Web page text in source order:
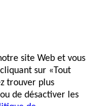
site Web et vous
sur «Tout
trouver plus
de désactiver les